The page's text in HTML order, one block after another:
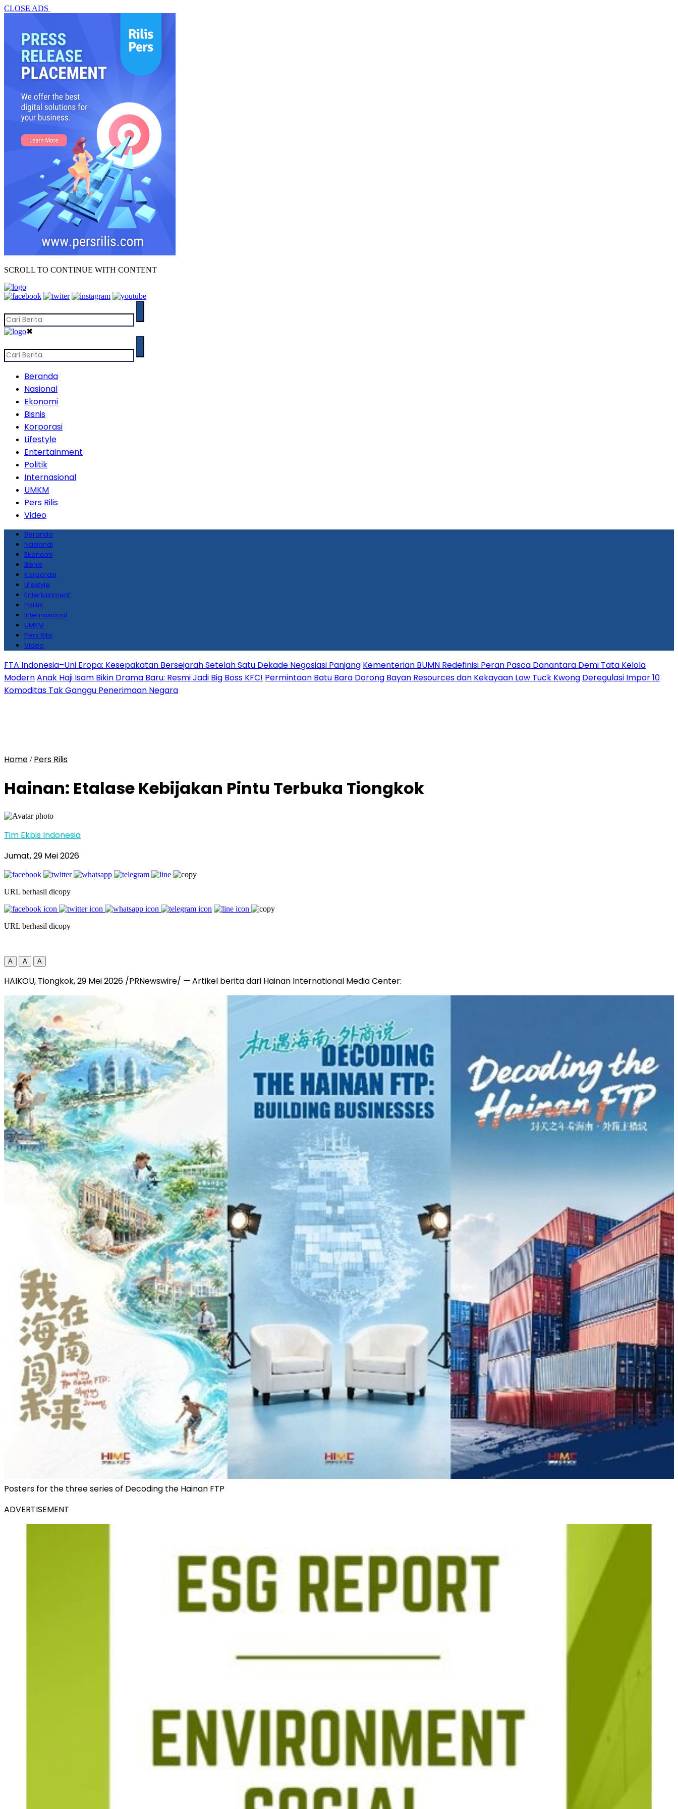
CLOSE ADS
SCROLL TO CONTINUE WITH CONTENT
✖
Beranda
Nasional
Ekonomi
Bisnis
Korporasi
Lifestyle
Entertainment
Politik
Internasional
UMKM
Pers Rilis
Video
Beranda
Nasional
Ekonomi
Bisnis
Korporasi
Lifestyle
Entertainment
Politik
Internasional
UMKM
Pers Rilis
Video
FTA Indonesia–Uni Eropa: Kesepakatan Bersejarah Setelah Satu Dekade Negosiasi Panjang Kementerian BUMN Redefinisi Peran Pasca Danantara Demi Tata Kelola
ModernAnak Haji Isam Bikin Drama Baru: Resmi Jadi Big Boss KFC! Permintaan Batu Bara Dorong Bayan Resources dan Kekayaan Low Tuck Kwong Deregulasi Impor 10
Komoditas Tak Ganggu Penerimaan Negara
Home / Pers Rilis
Hainan: Etalase Kebijakan Pintu Terbuka Tiongkok
Tim Ekbis Indonesia
Jumat, 29 Mei 2026
URL berhasil dicopy
URL berhasil dicopy
A A A
HAIKOU, Tiongkok, 29 Mei 2026 /PRNewswire/ — Artikel berita dari Hainan International Media Center:
Posters for the three series of Decoding the Hainan FTP
ADVERTISEMENT